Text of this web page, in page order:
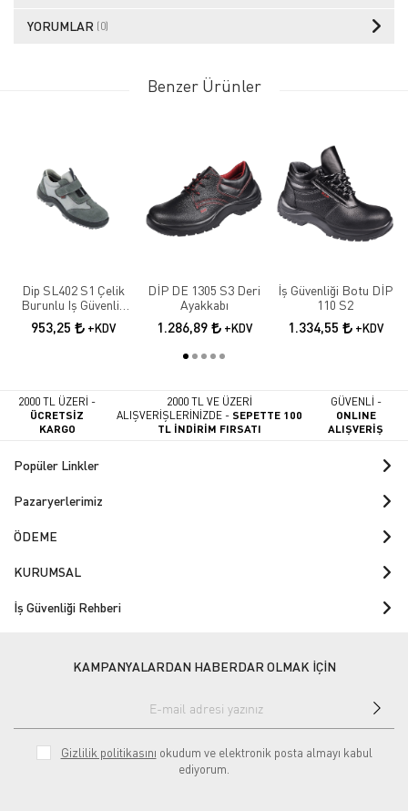
YORUMLAR (0)
Benzer Ürünler
Dip SL402 S1 Çelik
Burunlu Iş Güvenlik
Ayakkabısı
953,25 +KDV
DİP DE 1305 S3 Deri
Ayakkabı
1.286,89 +KDV
İş Güvenliği Botu DİP
110 S2
1.334,55 +KDV
2000 TL ÜZERİ -
ÜCRETSİZ
KARGO
2000 TL VE ÜZERİ
ALIŞVERİŞLERİNİZDE -SEPETTE 100
TL İNDİRİM FIRSATI
GÜVENLİ -
ONLINE
ALIŞVERİŞ
Popüler Linkler
Pazaryerlerimiz
ÖDEME
KURUMSAL
İş Güvenliği Rehberi
KAMPANYALARDAN HABERDAR OLMAK İÇİN
Gizlilik politikasını okudum ve elektronik posta almayı kabul
ediyorum.